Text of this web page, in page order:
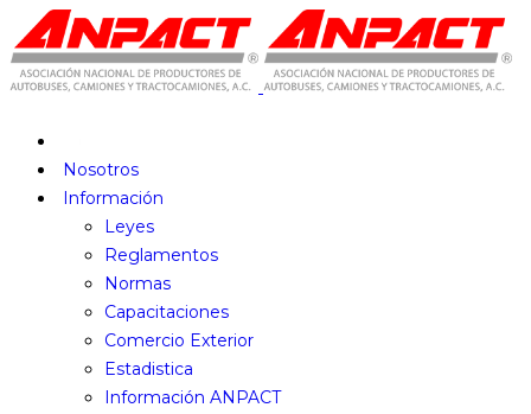
Nosotros
Información
Leyes
Reglamentos
Normas
Capacitaciones
Comercio Exterior
Estadistica
Información ANPACT